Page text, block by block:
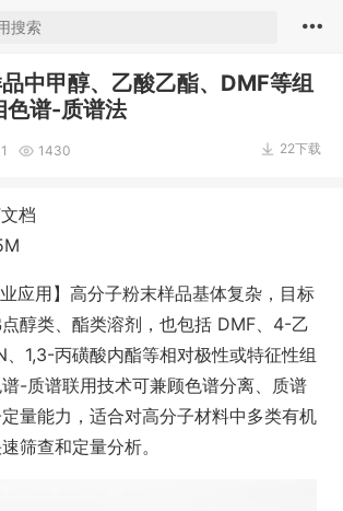
中甲醇、乙酸乙酯、DMF等组
色谱-质谱法
1430 22下载
档
应用】高分子粉末样品基体复杂，目标
醇类、酯类溶剂，也包括 DMF、4-乙
、1,3-丙磺酸内酯等相对极性或特征性组
-质谱联用技术可兼顾色谱分离、质谱
量能力，适合对高分子材料中多类有机
筛查和定量分析。